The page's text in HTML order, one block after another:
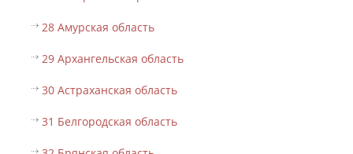
28 Амурская область
29 Архангельская область
30 Астраханская область
31 Белгородская область